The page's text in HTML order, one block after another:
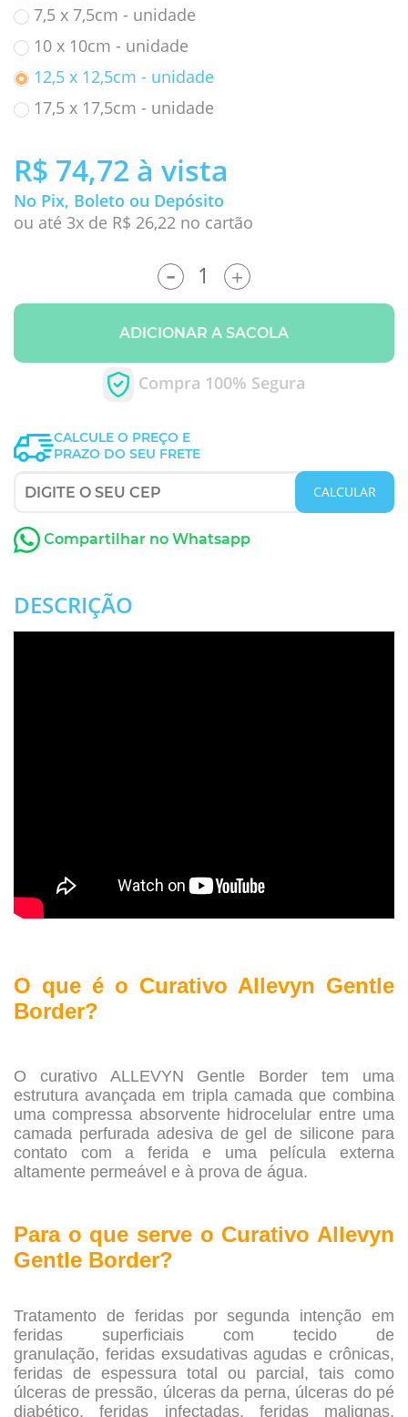
7,5 x 7,5cm - unidade
10 x 10cm - unidade
12,5 x 12,5cm - unidade
17,5 x 17,5cm - unidade
R$ 74,72 à vista
No Pix, Boleto ou Depósito
ou até 3x de R$ 26,22 no cartão
- +
ADICIONAR A SACOLA
Compra 100% Segura
CALCULE O PREÇO E
PRAZO DO SEU FRETE
CALCULAR
Compartilhar no Whatsapp
DESCRIÇÃO
O que é o Curativo Allevyn Gentle
Border?
O curativo ALLEVYN Gentle Border tem uma
estrutura avançada em tripla camada que combina
uma compressa absorvente hidrocelular entre uma
camada perfurada adesiva de gel de silicone para
contato com a ferida e uma película externa
altamente permeável e à prova de água.
Para o que serve o Curativo Allevyn
Gentle Border?
Tratamento de feridas por segunda intenção em
feridas superficiais com tecido de
granulação, feridas exsudativas agudas e crônicas,
feridas de espessura total ou parcial, tais como
úlceras de pressão, úlceras da perna, úlceras do pé
diabético, feridas infectadas, feridas malignas,